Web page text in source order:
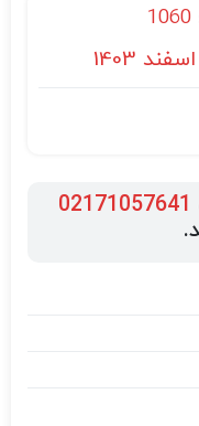
1060
02171057641